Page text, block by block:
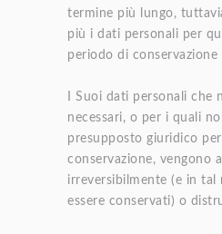
termine più lungo,
più i dati personali per
periodo di
I Suoi dati personali che
necessari, o per i quali
presupposto giuridico
conservazione, vengono
irreversibilmente (e in tal
essere conservati) o